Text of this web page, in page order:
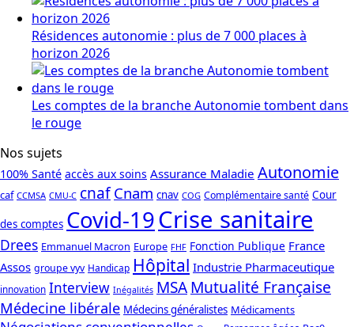
Résidences autonomie : plus de 7 000 places à
horizon 2026
Les comptes de la branche Autonomie tombent dans
le rouge
Nos sujets
100% Santé accès aux soins Assurance Maladie Autonomie
caf CCMSA CMU-C cnaf Cnam cnav COG Complémentaire santé Cour
des comptes Covid-19Crise sanitaire
Drees Emmanuel Macron Europe FHF Fonction Publique France
Assos groupe vyv Handicap Hôpital Industrie Pharmaceutique
innovation Interview Inégalités MSAMutualité Française
Médecine libérale Médecins généralistes Médicaments